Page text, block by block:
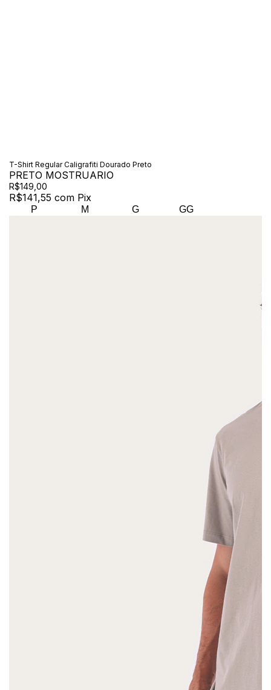
T-Shirt Regular Caligrafiti Dourado Preto
PRETO MOSTRUARIO
R$149,00
R$141,55 com Pix
P M G GG